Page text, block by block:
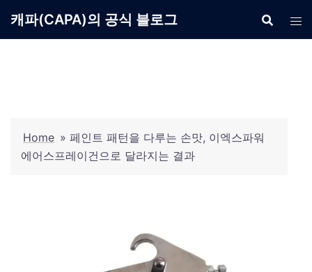
캐파(CAPA)의 공식 블로그
Home » 페인트 패턴을 다루는 손맛, 이엑스파워
에어스프레이건으로 달라지는 결과